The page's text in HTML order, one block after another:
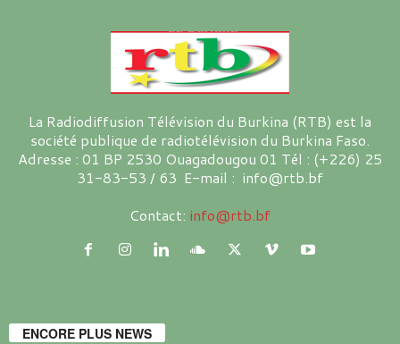
La Radiodiffusion Télévision du Burkina (RTB) est la
société publique de radiotélévision du Burkina Faso.
Adresse : 01 BP 2530 Ouagadougou 01 Tél : (+226) 25
31-83-53 / 63 E-mail : info@rtb.bf
Contact: info@rtb.bf
ENCORE PLUS NEWS